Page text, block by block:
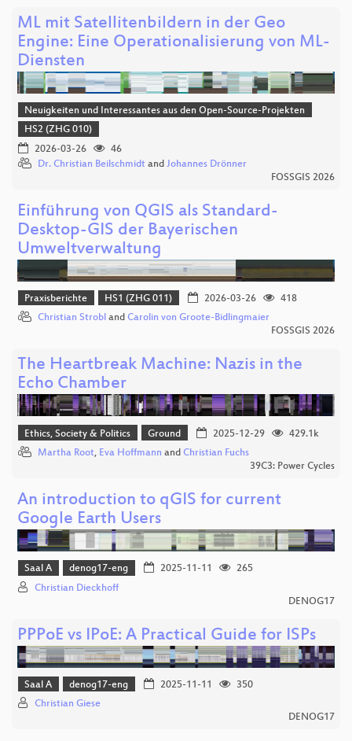
ML mit Satellitenbildern in der Geo
Engine: Eine Operationalisierung von ML-
Diensten
Neuigkeiten und Interessantes aus den Open-Source-Projekten
HS2 (ZHG 010)
2026-03-26
46
Dr. Christian Beilschmidt and Johannes Drönner
FOSSGIS 2026
Einführung von QGIS als Standard-
Desktop-GIS der Bayerischen
Umweltverwaltung
Praxisberichte HS1 (ZHG 011) 2026-03-26
418
Christian Strobl and Carolin von Groote-Bidlingmaier
FOSSGIS 2026
The Heartbreak Machine: Nazis in the
Echo Chamber
Ethics, Society & Politics Ground 2025-12-29
429.1k
Martha Root, Eva Hoffmann and Christian Fuchs
39C3: Power Cycles
An introduction to qGIS for current
Google Earth Users
Saal A denog17-eng 2025-11-11
265
Christian Dieckhoff
DENOG17
PPPoE vs IPoE: A Practical Guide for ISPs
Saal A denog17-eng 2025-11-11
350
Christian Giese
DENOG17